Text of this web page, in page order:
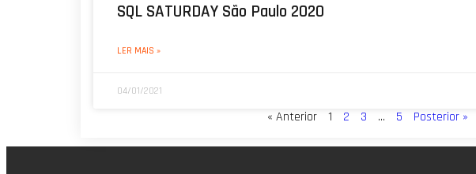
SQL SATURDAY São Paulo 2020
LER MAIS »
04/01/2021
« Anterior 1 2 3 … 5 Posterior »